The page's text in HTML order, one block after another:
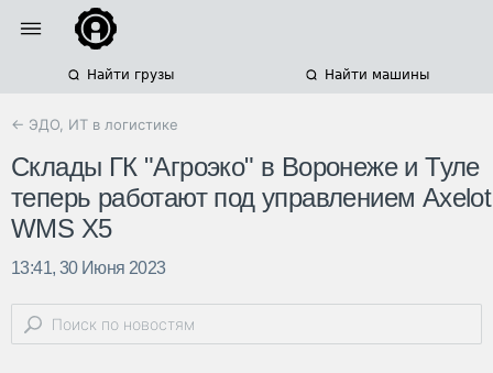
Найти грузы Найти машины
← ЭДО, ИТ в логистике
Склады ГК "Агроэко" в Воронеже и Туле
теперь работают под управлением Axelot
WMS X5
13:41, 30 Июня 2023